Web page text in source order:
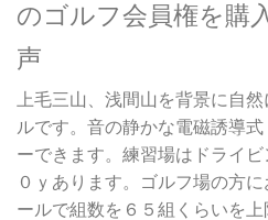
のゴルフ会員権を購
声
上毛三山、浅間山を背景に自
ルです。音の静かな電磁誘導
ーできます。練習場はドライ
０ｙあります。ゴルフ場の方
ールで組数を６５組くらいを